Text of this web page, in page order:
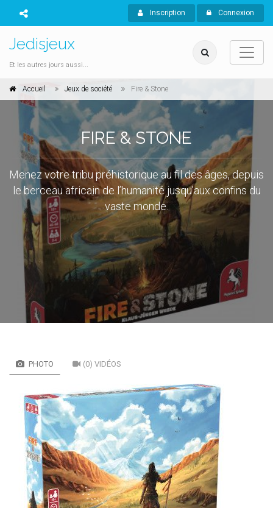
Inscription Connexion
Jedisjeux
Et les autres jours aussi...
Accueil Jeux de société Fire & Stone
FIRE & STONE
Menez votre tribu préhistorique au fil des âges, depuis
le berceau africain de l’humanité jusqu’aux confins du
vaste monde.
PHOTO (0) VIDÉOS